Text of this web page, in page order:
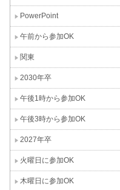
PowerPoint
午前から参加OK
関東
2030年卒
午後1時から参加OK
午後3時から参加OK
2027年卒
火曜日に参加OK
木曜日に参加OK